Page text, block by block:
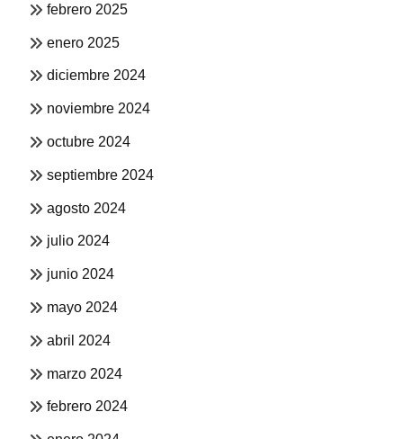
febrero 2025
enero 2025
diciembre 2024
noviembre 2024
octubre 2024
septiembre 2024
agosto 2024
julio 2024
junio 2024
mayo 2024
abril 2024
marzo 2024
febrero 2024